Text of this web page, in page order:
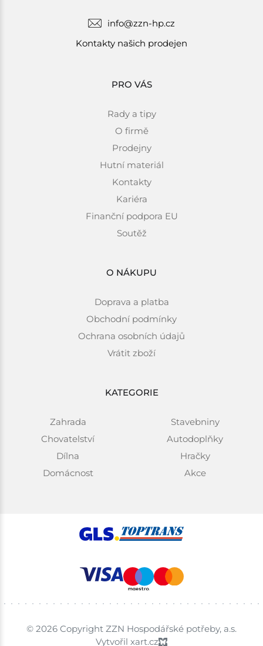
info@zzn-hp.cz
Kontakty našich prodejen
PRO VÁS
Rady a tipy
O firmě
Prodejny
Hutní materiál
Kontakty
Kariéra
Finanční podpora EU
Soutěž
O NÁKUPU
Doprava a platba
Obchodní podmínky
Ochrana osobních údajů
Vrátit zboží
KATEGORIE
Zahrada
Chovatelství
Dílna
Domácnost
Stavebniny
Autodoplňky
Hračky
Akce
© 2026 Copyright ZZN Hospodářské potřeby, a.s.
Vytvořil xart.cz